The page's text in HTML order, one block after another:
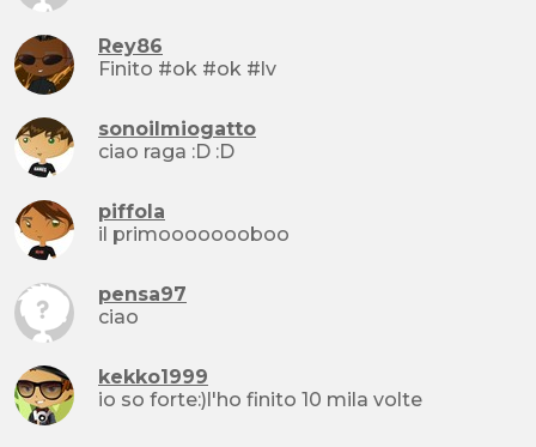
Rey86
Finito #ok #ok #lv
sonoilmiogatto
ciao raga :D :D
piffola
il primoooooooboo
pensa97
ciao
kekko1999
io so forte:)l'ho finito 10 mila volte